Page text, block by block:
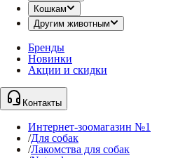
Кошкам
Другим животным
Бренды
Новинки
Акции и скидки
Контакты
Интернет-зоомагазин №1
/Для собак
/Лакомства для собак